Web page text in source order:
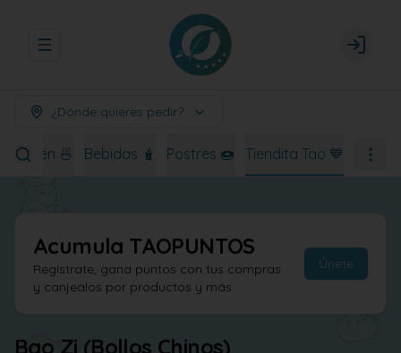
Abrir menu de navegación Login
¿Dónde quieres pedir?
Ramen 🍜 Bebidas 🧋 Postres 🍩 Tiendita Tao 💙
Acumula TAOPUNTOS
Regístrate, gana puntos con tus compras
y canjealos por productos y más
Únete
Bao Zi (Bollos Chinos)